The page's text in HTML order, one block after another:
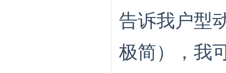
告诉我户型
极简），我